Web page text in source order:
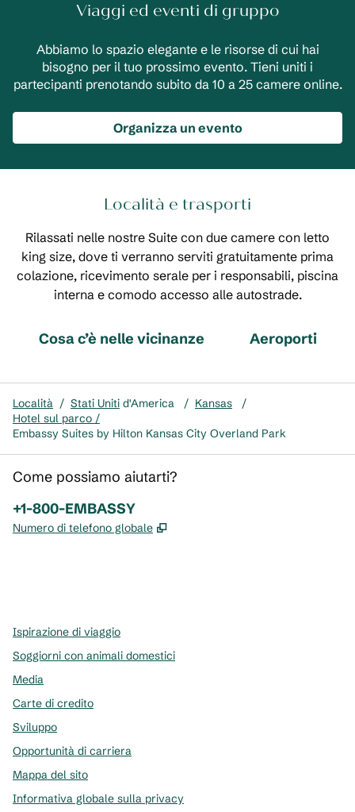
Viaggi ed eventi di gruppo
Abbiamo lo spazio elegante e le risorse di cui hai
bisogno per il tuo prossimo evento. Tieni uniti i
partecipanti prenotando subito da 10 a 25 camere online.
Organizza un evento
Località e trasporti
Rilassati nelle nostre Suite con due camere con letto
king size, dove ti verranno serviti gratuitamente prima
colazione, ricevimento serale per i responsabili, piscina
interna e comodo accesso alle autostrade.
Cosa c’è nelle vicinanze Aeroporti
Località / Stati Uniti d'America / Kansas
/
Hotel sul parco /
Embassy Suites by Hilton Kansas City Overland Park
Come possiamo aiutarti?
Telefono:
+1-800-EMBASSY
Numero di telefono globale ,
Ispirazione di viaggio
Soggiorni con animali domestici
Media
Carte di credito
Sviluppo
Opportunità di carriera
Mappa del sito
Informativa globale sulla privacy